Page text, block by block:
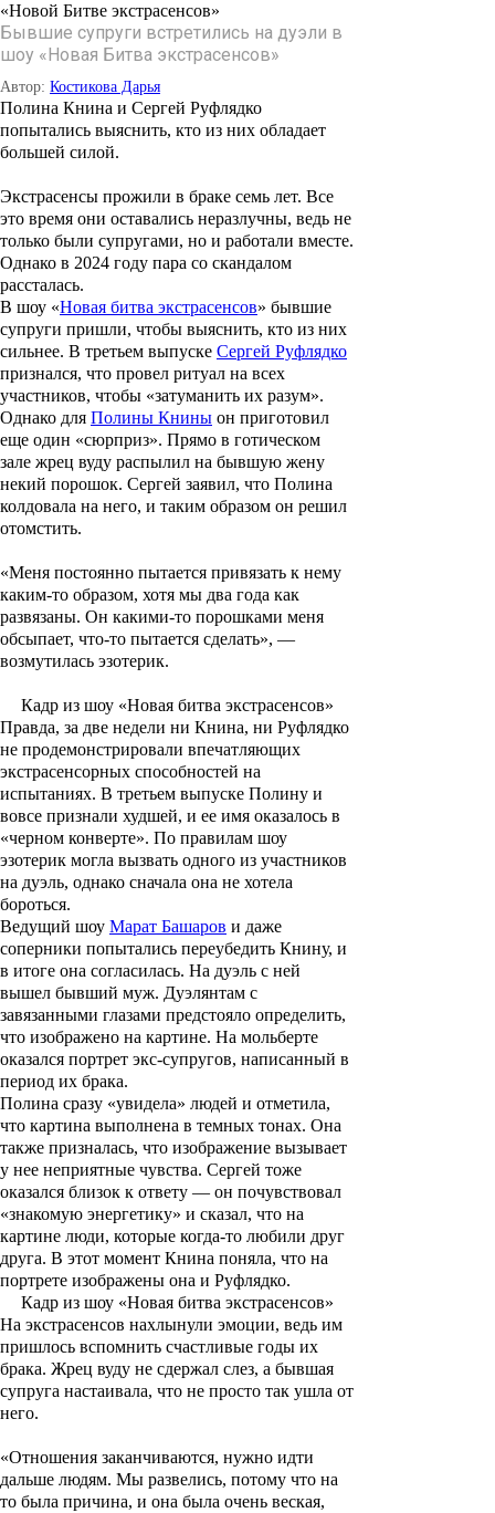
«Новой Битве экстрасенсов»
Бывшие супруги встретились на дуэли в
шоу «Новая Битва экстрасенсов»
Автор: Костикова Дарья
Полина Книна и Сергей Руфлядко
попытались выяснить, кто из них обладает
большей силой.
Экстрасенсы прожили в браке семь лет. Все
это время они оставались неразлучны, ведь не
только были супругами, но и работали вместе.
Однако в 2024 году пара со скандалом
рассталась.
В шоу «Новая битва экстрасенсов» бывшие
супруги пришли, чтобы выяснить, кто из них
сильнее. В третьем выпуске Сергей Руфлядко
признался, что провел ритуал на всех
участников, чтобы «затуманить их разум».
Однако для Полины Книны он приготовил
еще один «сюрприз». Прямо в готическом
зале жрец вуду распылил на бывшую жену
некий порошок. Сергей заявил, что Полина
колдовала на него, и таким образом он решил
отомстить.
«Меня постоянно пытается привязать к нему
каким-то образом, хотя мы два года как
развязаны. Он какими-то порошками меня
обсыпает, что-то пытается сделать», —
возмутилась эзотерик.
Кадр из шоу «Новая битва экстрасенсов»
Правда, за две недели ни Книна, ни Руфлядко
не продемонстрировали впечатляющих
экстрасенсорных способностей на
испытаниях. В третьем выпуске Полину и
вовсе признали худшей, и ее имя оказалось в
«черном конверте». По правилам шоу
эзотерик могла вызвать одного из участников
на дуэль, однако сначала она не хотела
бороться.
Ведущий шоу Марат Башаров и даже
соперники попытались переубедить Книну, и
в итоге она согласилась. На дуэль с ней
вышел бывший муж. Дуэлянтам с
завязанными глазами предстояло определить,
что изображено на картине. На мольберте
оказался портрет экс-супругов, написанный в
период их брака.
Полина сразу «увидела» людей и отметила,
что картина выполнена в темных тонах. Она
также призналась, что изображение вызывает
у нее неприятные чувства. Сергей тоже
оказался близок к ответу — он почувствовал
«знакомую энергетику» и сказал, что на
картине люди, которые когда-то любили друг
друга. В этот момент Книна поняла, что на
портрете изображены она и Руфлядко.
Кадр из шоу «Новая битва экстрасенсов»
На экстрасенсов нахлынули эмоции, ведь им
пришлось вспомнить счастливые годы их
брака. Жрец вуду не сдержал слез, а бывшая
супруга настаивала, что не просто так ушла от
него.
«Отношения заканчиваются, нужно идти
дальше людям. Мы развелись, потому что на
то была причина, и она была очень веская,